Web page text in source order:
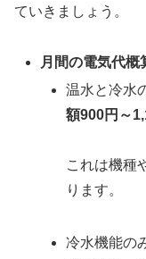
ていきましょう。
月間の電気代概
温水と冷水
額900円～
これは機種
ります。
冷水機能の